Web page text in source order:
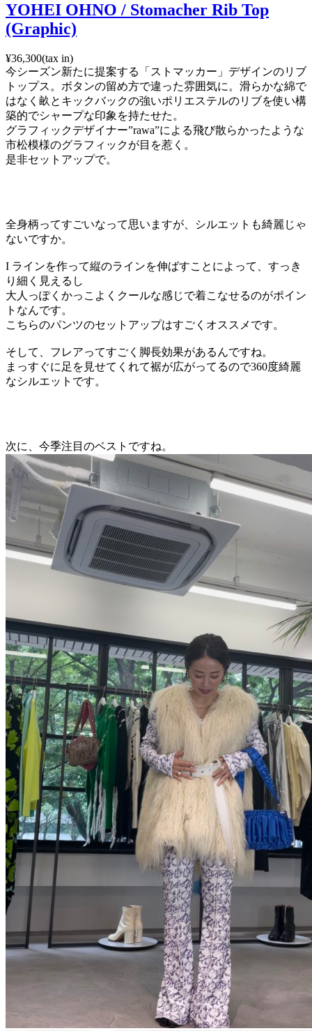
YOHEI OHNO / Stomacher Rib Top
(Graphic)
¥36,300(tax in)
今シーズン新たに提案する「ストマッカー」デザインのリブ
トップス。ボタンの留め方で違った雰囲気に。滑らかな綿で
はなく畝とキックバックの強いポリエステルのリブを使い構
築的でシャープな印象を持たせた。
グラフィックデザイナー”rawa”による飛び散らかったような
市松模様のグラフィックが目を惹く。
是非セットアップで。
全身柄ってすごいなって思いますが、シルエットも綺麗じゃ
ないですか。
I ラインを作って縦のラインを伸ばすことによって、すっき
り細く見えるし
大人っぽくかっこよくクールな感じで着こなせるのがポイン
ト なんです。
こちらのパンツのセットアップはすごくオススメです。
そして、フレアってすごく脚長効果がある んですね。
ま っすぐに足を見せてくれて裾が広がってるので360度綺麗
なシルエットです。
次に、 今季注目のベストですね。